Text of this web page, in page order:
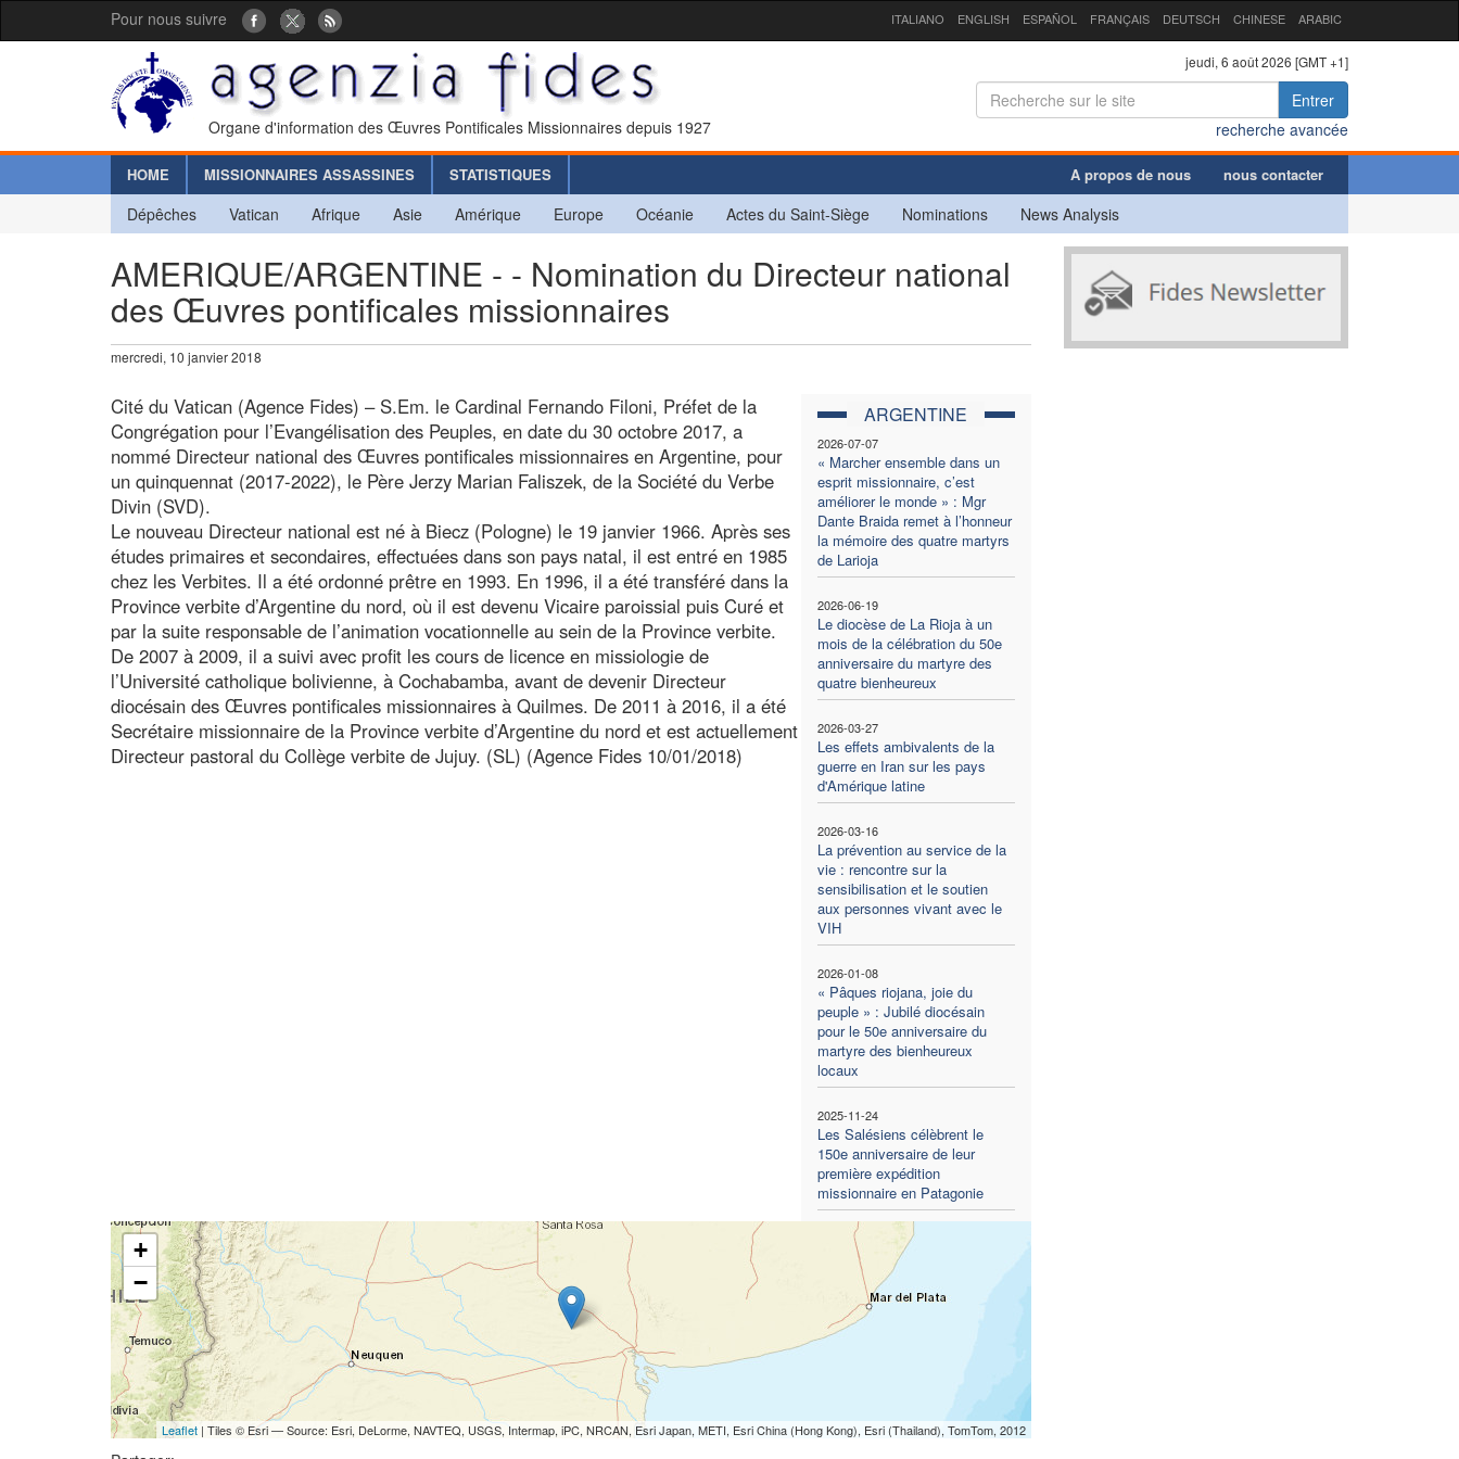
Pour nous suivre ITALIANO ENGLISH ESPAÑOL FRANÇAIS DEUTSCH CHINESE ARABIC
Organe d'information des Œuvres Pontificales Missionnaires depuis 1927
jeudi, 6 août 2026 [GMT +1]
Entrer
recherche avancée
HOME MISSIONNAIRES ASSASSINES STATISTIQUES A propos de nous nous contacter
Dépêches Vatican Afrique Asie Amérique Europe Océanie Actes du Saint-Siège Nominations News Analysis
AMERIQUE/ARGENTINE - - Nomination du Directeur national
des Œuvres pontificales missionnaires
mercredi, 10 janvier 2018
ARGENTINE
2026-07-07
« Marcher ensemble dans un
esprit missionnaire, c’est
améliorer le monde » : Mgr
Dante Braida remet à l’honneur
la mémoire des quatre martyrs
de Larioja
2026-06-19
Le diocèse de La Rioja à un
mois de la célébration du 50e
anniversaire du martyre des
quatre bienheureux
2026-03-27
Les effets ambivalents de la
guerre en Iran sur les pays
d'Amérique latine
2026-03-16
La prévention au service de la
vie : rencontre sur la
sensibilisation et le soutien
aux personnes vivant avec le
VIH
2026-01-08
« Pâques riojana, joie du
peuple » : Jubilé diocésain
pour le 50e anniversaire du
martyre des bienheureux
locaux
2025-11-24
Les Salésiens célèbrent le
150e anniversaire de leur
première expédition
missionnaire en Patagonie
Cité du Vatican (Agence Fides) – S.Em. le Cardinal Fernando Filoni, Préfet de la
Congrégation pour l’Evangélisation des Peuples, en date du 30 octobre 2017, a
nommé Directeur national des Œuvres pontificales missionnaires en Argentine, pour
un quinquennat (2017-2022), le Père Jerzy Marian Faliszek, de la Société du Verbe
Divin (SVD).
Le nouveau Directeur national est né à Biecz (Pologne) le 19 janvier 1966. Après ses
études primaires et secondaires, effectuées dans son pays natal, il est entré en 1985
chez les Verbites. Il a été ordonné prêtre en 1993. En 1996, il a été transféré dans la
Province verbite d’Argentine du nord, où il est devenu Vicaire paroissial puis Curé et
par la suite responsable de l’animation vocationnelle au sein de la Province verbite.
De 2007 à 2009, il a suivi avec profit les cours de licence en missiologie de
l’Université catholique bolivienne, à Cochabamba, avant de devenir Directeur
diocésain des Œuvres pontificales missionnaires à Quilmes. De 2011 à 2016, il a été
Secrétaire missionnaire de la Province verbite d’Argentine du nord et est actuellement
Directeur pastoral du Collège verbite de Jujuy. (SL) (Agence Fides 10/01/2018)
+
−
Leaflet| Tiles © Esri — Source: Esri, DeLorme, NAVTEQ, USGS, Intermap, iPC, NRCAN, Esri Japan, METI, Esri China (Hong Kong), Esri (Thailand), TomTom, 2012